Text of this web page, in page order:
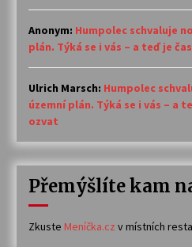
Anonym: Humpolec schvaluje
plán. Týká se i vás – a teď je
Ulrich Marsch: Humpolec
územní plán. Týká se i vás – a
ozvat
Přemýšlíte kam
Zkuste Meníčka.cz v místních